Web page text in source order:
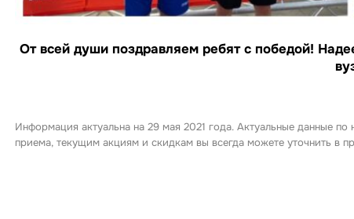
От всей души поздравляем ребят с победой!
Информация актуальна на 29 мая 2021 года. Актуальные данные
приема, текущим акциям и скидкам вы всегда можете уточнить в